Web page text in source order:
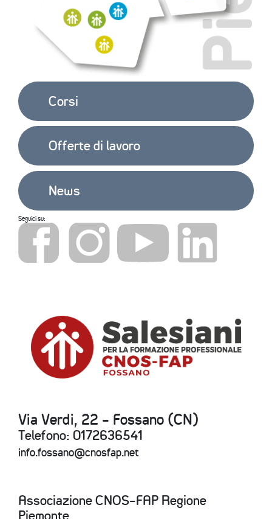
Corsi
Offerte di lavoro
News
Seguici su:
Via Verdi, 22 - Fossano (CN)
Telefono: 0172636541
info.fossano@cnosfap.net
Associazione CNOS-FAP Regione